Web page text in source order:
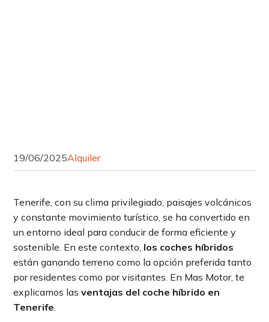
19/06/2025Alquiler
Tenerife, con su clima privilegiado, paisajes volcánicos
y constante movimiento turístico, se ha convertido en
un entorno ideal para conducir de forma eficiente y
sostenible. En este contexto, los coches híbridos
están ganando terreno como la opción preferida tanto
por residentes como por visitantes. En Mas Motor, te
explicamos lasventajas del coche híbrido en
Tenerife